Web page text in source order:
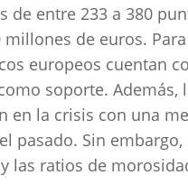
de entre 233 a 380
millones de euros.
europeos cuentan
soporte. Además,
en la crisis con una
pasado. Sin
las ratios de